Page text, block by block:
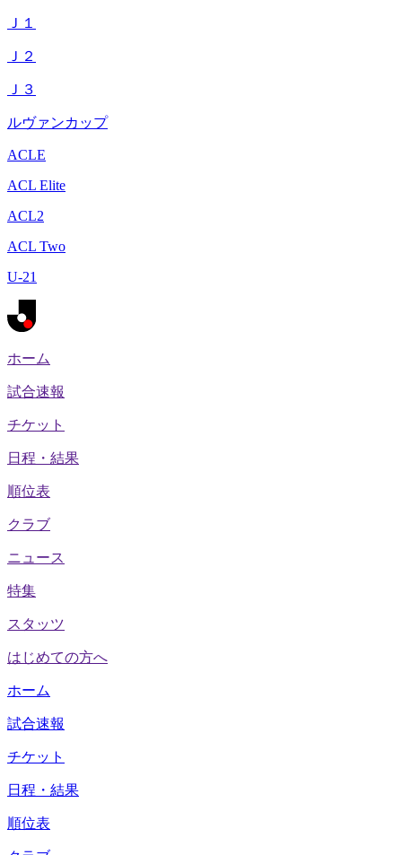
Ｊ１
Ｊ２
Ｊ３
ルヴァンカップ
ACLE
ACL Elite
ACL2
ACL Two
U-21
ホーム
試合速報
チケット
日程・結果
順位表
クラブ
ニュース
特集
スタッツ
はじめての方へ
ホーム
試合速報
チケット
日程・結果
順位表